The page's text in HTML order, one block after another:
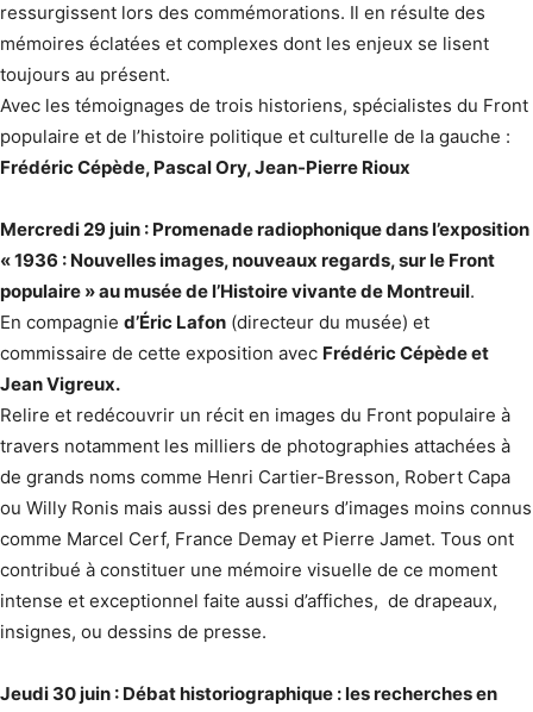
ressurgissent lors des commémorations. Il en résulte des
mémoires éclatées et complexes dont les enjeux se lisent
toujours au présent.
Avec les témoignages de trois historiens, spécialistes du Front
populaire et de l’histoire politique et culturelle de la gauche :
Frédéric Cépède, Pascal Ory, Jean-Pierre Rioux
Mercredi 29 juin : Promenade radiophonique dans l’exposition
« 1936 : Nouvelles images, nouveaux regards, sur le Front
populaire » au musée de l’Histoire vivante de Montreuil.
En compagnie d’Éric Lafon (directeur du musée) et
commissaire de cette exposition avec Frédéric Cépède et
Jean Vigreux.
Relire et redécouvrir un récit en images du Front populaire à
travers notamment les milliers de photographies attachées à
de grands noms comme Henri Cartier-Bresson, Robert Capa
ou Willy Ronis mais aussi des preneurs d’images moins connus
comme Marcel Cerf, France Demay et Pierre Jamet. Tous ont
contribué à constituer une mémoire visuelle de ce moment
intense et exceptionnel faite aussi d’affiches, de drapeaux,
insignes, ou dessins de presse.
Jeudi 30 juin : Débat historiographique : les recherches en